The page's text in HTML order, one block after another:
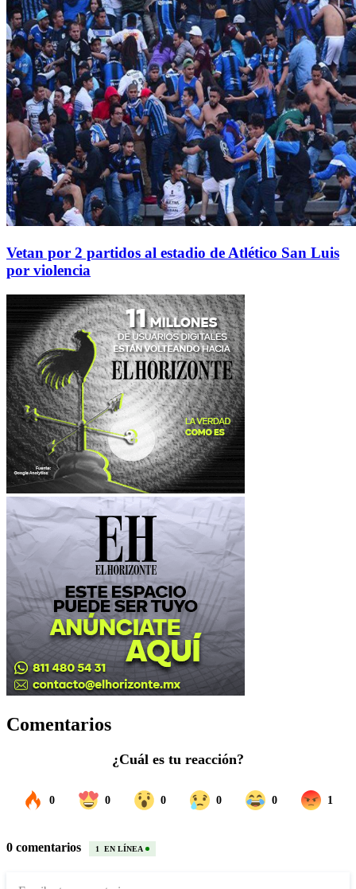
Vetan por 2 partidos al estadio de Atlético San Luis
por violencia
Comentarios